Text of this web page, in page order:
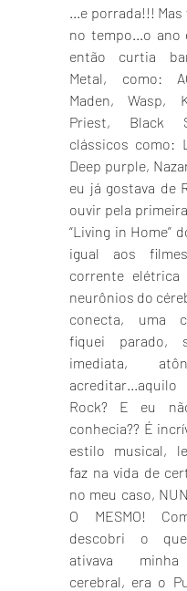
...e porrada!!!
no tempo...o ano
então curtia
Metal, como:
Maden, Wasp,
Priest, Black
clássicos como:
Deep purple,
eu já gostava de
ouvir pela
“Living in Home”
igual aos
corrente elétrica
neurônios do
conecta, uma
fiquei parado,
imediata,
Rock? E eu
conhecia?? É
estilo musical,
faz na vida de
no meu caso,
O MESMO!
descobri o
ativava
cerebral, era o